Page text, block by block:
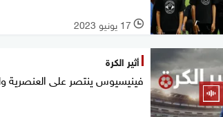
l 17 يونيو 2023
أثير الكرة
فينيسيوس ينتصر على العنصرية